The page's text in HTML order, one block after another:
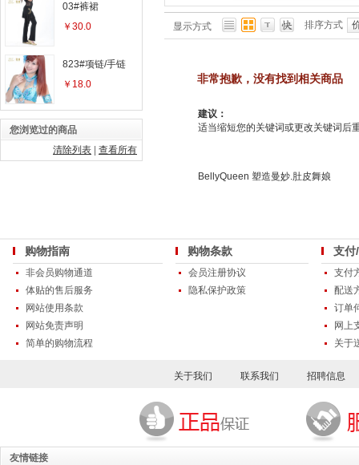
显示方式 排序方式
非常抱歉，没有找到相关商品
建议：
适当缩短您的关键词或更改关键词后
BellyQueen 塑造曼妙.肚皮舞娘
03#裤裙
￥30.0
823#项链/手链
￥18.0
您浏览过的商品
清除列表
查看所有
购物指南
非会员购物通道
体贴的售后服务
网站使用条款
网站免责声明
简单的购物流程
购物条款
会员注册协议
隐私保护政策
支付
支付
配送
订单
网上
关于
关于我们 联系我们 招聘信息
友情链接